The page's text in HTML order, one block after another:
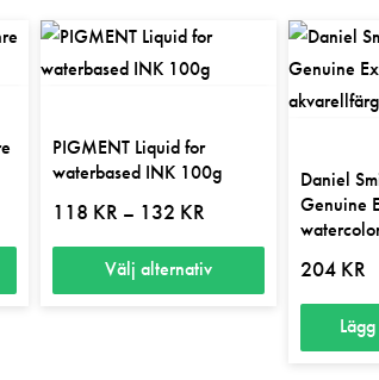
PIGMENT Liquid for
waterbased INK 100g
118 KR – 132 KR
till
132 kr
Välj alternativ
Daniel
Genuine
204 KR